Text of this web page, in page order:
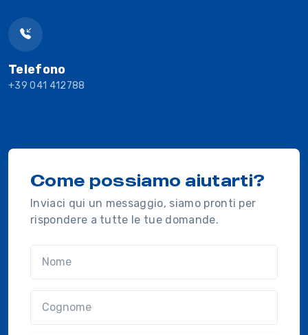
Telefono
+39 041 412788
Come possiamo aiutarti?
Inviaci qui un messaggio, siamo pronti per
rispondere a tutte le tue domande.